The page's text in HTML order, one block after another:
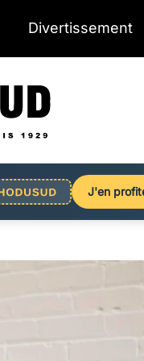
Divertissement
J'en